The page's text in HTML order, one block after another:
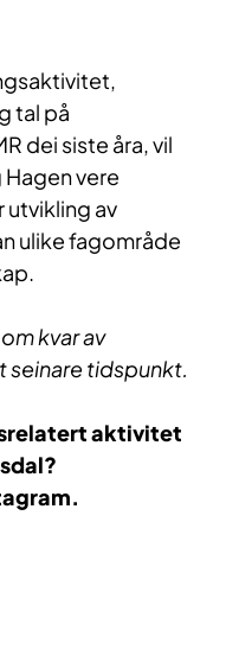
tal på
dei siste åra, vil
vere
av
ulike fagområde
kvar av
seinare tidspunkt.
aktivitet